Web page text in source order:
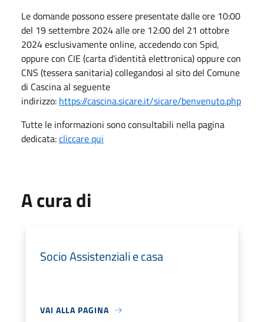
Le domande possono essere presentate dalle ore 10:00
del 19 settembre 2024 alle ore 12:00 del 21 ottobre
2024 esclusivamente online, accedendo con Spid,
oppure con CIE (carta d'identità elettronica) oppure con
CNS (tessera sanitaria) collegandosi al sito del Comune
di Cascina al seguente
indirizzo: https://cascina.sicare.it/sicare/benvenuto.php
Tutte le informazioni sono consultabili nella pagina
dedicata:cliccare qui
A cura di
Socio Assistenziali e casa
VAI ALLA PAGINA